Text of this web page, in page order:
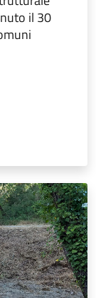
il 30